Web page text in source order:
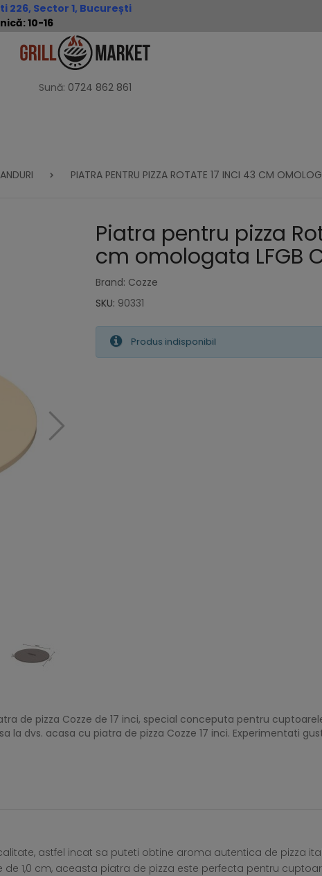
226, Sector 1, București
10-16
Sună: 0724 862 861
PIATRA PENTRU PIZZA ROTATE 17 INCI 43 CM
Piatra pentru pizza
cm omologata LFGB
Brand: Cozze
SKU: 90331
Produs indisponibil
de pizza Cozze de 17 inci, special conceputa pentru
la dvs. acasa cu piatra de pizza Cozze 17 inci. Experimentati
astfel incat sa puteti obtine aroma autentica de pizza
1,0 cm, aceasta piatra de pizza este perfecta pentru